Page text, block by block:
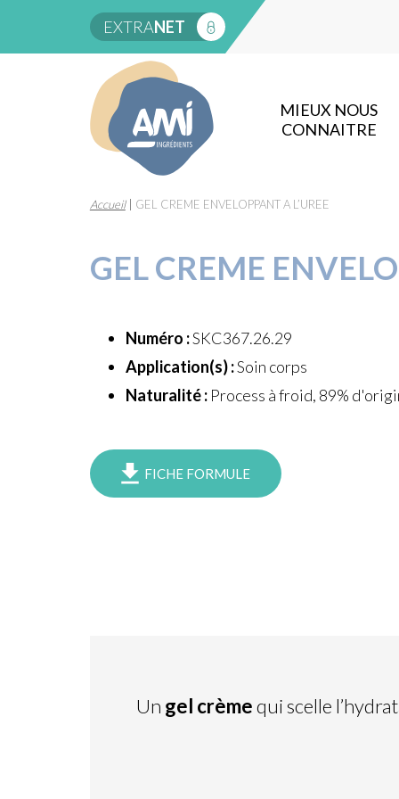
EXTRANET
MIEUX NOUS
CONNAITRE
Accueil| GEL CREME ENVELOPPANT A L’UREE
GEL CREME
Numéro :SKC367.26.29
Application(s) :Soin corps
Naturalité :Process à froid, 89%
FICHE FORMULE
Un gel crèmequi scelle